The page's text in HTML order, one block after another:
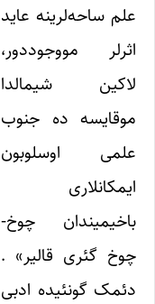
علم ساحه‌لرینه عاید
اثرلر مووجوددور،
لاکین شیمالدا
موقایسه ده جنوب
علمی اوسلوبون
ایمکانلاری
باخیمیندان چوخ-
چوخ گئری قالیر» .
دئمک گونئیده ادبی